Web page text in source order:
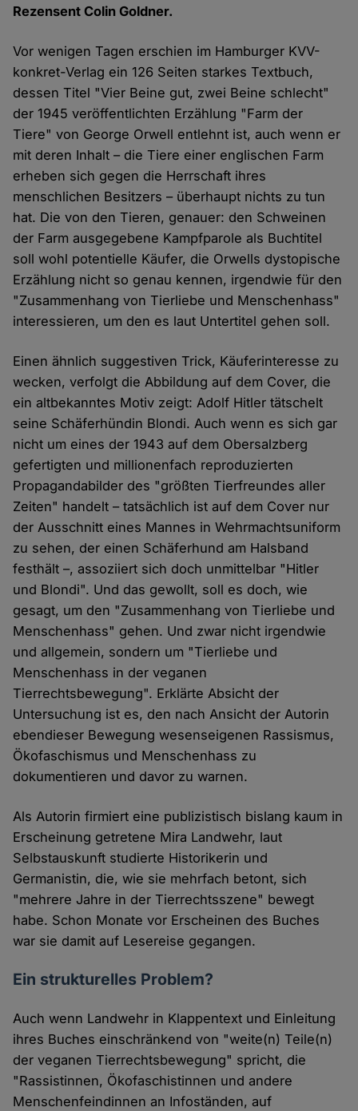
Rezensent Colin Goldner.
Vor wenigen Tagen erschien im Hamburger KVV-
konkret-Verlag ein 126 Seiten starkes Textbuch,
dessen Titel "Vier Beine gut, zwei Beine schlecht"
der 1945 veröffentlichten Erzählung "Farm der
Tiere" von George Orwell entlehnt ist, auch wenn er
mit deren Inhalt – die Tiere einer englischen Farm
erheben sich gegen die Herrschaft ihres
menschlichen Besitzers – überhaupt nichts zu tun
hat. Die von den Tieren, genauer: den Schweinen
der Farm ausgegebene Kampfparole als Buchtitel
soll wohl potentielle Käufer, die Orwells dystopische
Erzählung nicht so genau kennen, irgendwie für den
"Zusammenhang von Tierliebe und Menschenhass"
interessieren, um den es laut Untertitel gehen soll.
Einen ähnlich suggestiven Trick, Käuferinteresse zu
wecken, verfolgt die Abbildung auf dem Cover, die
ein altbekanntes Motiv zeigt: Adolf Hitler tätschelt
seine Schäferhündin Blondi. Auch wenn es sich gar
nicht um eines der 1943 auf dem Obersalzberg
gefertigten und millionenfach reproduzierten
Propagandabilder des "größten Tierfreundes aller
Zeiten" handelt – tatsächlich ist auf dem Cover nur
der Ausschnitt eines Mannes in Wehrmachtsuniform
zu sehen, der einen Schäferhund am Halsband
festhält –, assoziiert sich doch unmittelbar "Hitler
und Blondi". Und das gewollt, soll es doch, wie
gesagt, um den "Zusammenhang von Tierliebe und
Menschenhass" gehen. Und zwar nicht irgendwie
und allgemein, sondern um "Tierliebe und
Menschenhass in der veganen
Tierrechtsbewegung". Erklärte Absicht der
Untersuchung ist es, den nach Ansicht der Autorin
ebendieser Bewegung wesenseigenen Rassismus,
Ökofaschismus und Menschenhass zu
dokumentieren und davor zu warnen.
Als Autorin firmiert eine publizistisch bislang kaum in
Erscheinung getretene Mira Landwehr, laut
Selbstauskunft studierte Historikerin und
Germanistin, die, wie sie mehrfach betont, sich
"mehrere Jahre in der Tierrechtsszene" bewegt
habe. Schon Monate vor Erscheinen des Buches
war sie damit auf Lesereise gegangen.
Ein strukturelles Problem?
Auch wenn Landwehr in Klappentext und Einleitung
ihres Buches einschränkend von "weite(n) Teile(n)
der veganen Tierrechtsbewegung" spricht, die
"Rassistinnen, Ökofaschistinnen und andere
Menschenfeindinnen an Infoständen, auf